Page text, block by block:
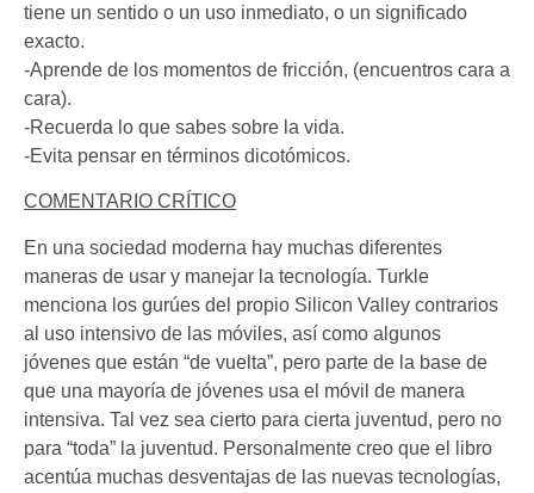
tiene un sentido o un uso inmediato, o un significado
exacto.
-Aprende de los momentos de fricción, (encuentros cara a
cara).
-Recuerda lo que sabes sobre la vida.
-Evita pensar en términos dicotómicos.
COMENTARIO CRÍTICO
En una sociedad moderna hay muchas diferentes
maneras de usar y manejar la tecnología. Turkle
menciona los gurúes del propio Silicon Valley contrarios
al uso intensivo de las móviles, así como algunos
jóvenes que están “de vuelta”, pero parte de la base de
que una mayoría de jóvenes usa el móvil de manera
intensiva. Tal vez sea cierto para cierta juventud, pero no
para “toda” la juventud. Personalmente creo que el libro
acentúa muchas desventajas de las nuevas tecnologías,